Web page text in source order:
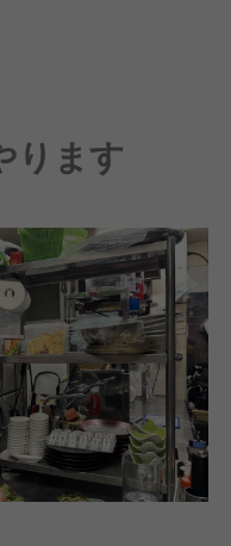
る環境☆
当な評価制度☆
オススメポイント
プサル
使用！
至福の時間。
う、
す。
ア各国の人気料理を
は、サムギョプサ
ります